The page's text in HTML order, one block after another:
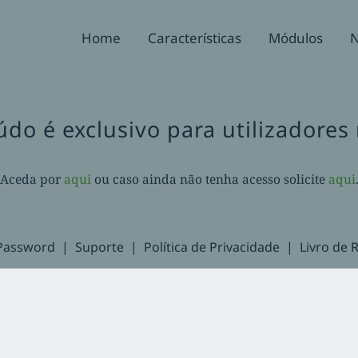
Home Características Módulos
é exclusivo para
Aceda por aquiou caso ainda não tenha acesso solicite aqui.
Suporte Política de Privacidade Livro de